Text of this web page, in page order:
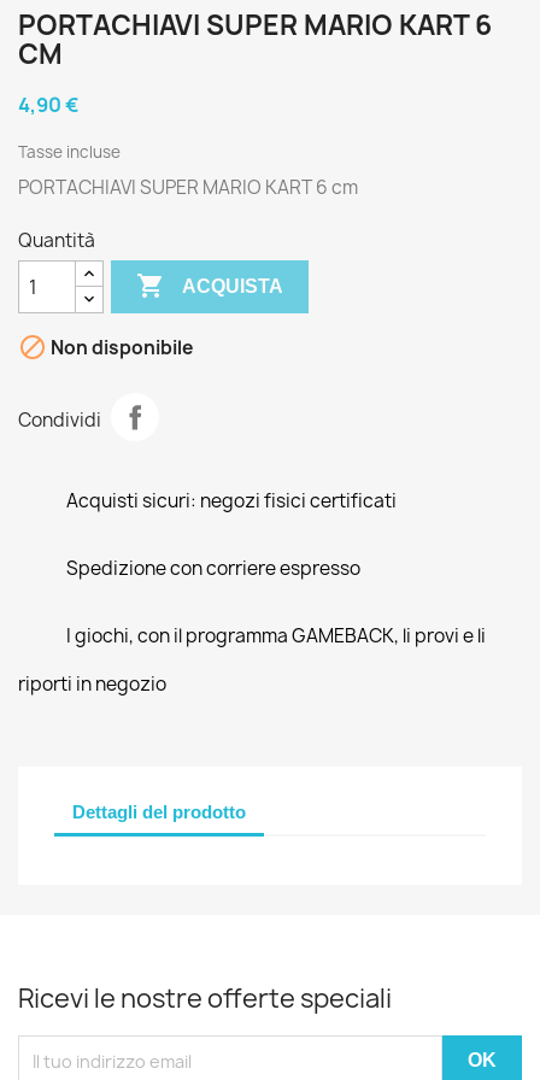
PORTACHIAVI SUPER MARIO KART 6
CM
4,90 €
Tasse incluse
PORTACHIAVI SUPER MARIO KART 6 cm
Quantità
 ACQUISTA
 Non disponibile
Condividi
Acquisti sicuri: negozi fisici certificati
Spedizione con corriere espresso
I giochi, con il programma GAMEBACK, li provi e li
riporti in negozio
Dettagli del prodotto
Ricevi le nostre offerte speciali